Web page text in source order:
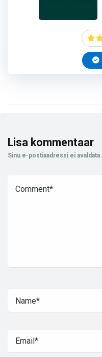
Lisa kommentaar
Sinu e-postiaadressi ei avaldata.